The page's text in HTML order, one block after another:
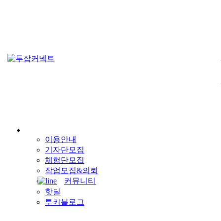
이용안내
기자단모집
체험단모집
작업모집&의뢰
커뮤니티
핫딜
투커블로그